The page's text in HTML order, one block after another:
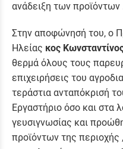
ανάδειξη των προϊόντων
Στην αποφώνησή του, ο
Ηλείας κος
θερμά όλους τους
επιχειρήσεις του
τεράστια ανταπόκρισή
Εργαστήριο όσο και στα
γευσιγνωσίας και
προϊόντων της